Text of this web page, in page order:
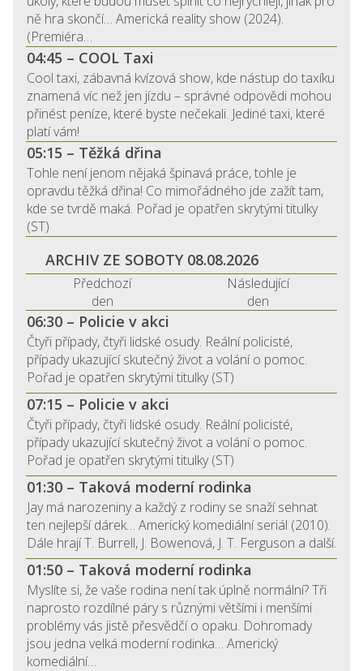
ně hra skončí… Americká reality show (2024).
(Premiéra…
04:45 – COOL Taxi
Cool taxi, zábavná kvízová show, kde nástup do taxíku
znamená víc než jen jízdu – správné odpovědi mohou
přinést peníze, které byste nečekali. Jediné taxi, které
platí vám!
05:15 – Těžká dřina
Tohle není jenom nějaká špinavá práce, tohle je
opravdu těžká dřina! Co mimořádného jde zažít tam,
kde se tvrdě maká. Pořad je opatřen skrytými titulky
(ST)
ARCHIV ZE SOBOTY 08.08.2026
Předchozí
den
Následující
den
06:30 – Policie v akci
Čtyři případy, čtyři lidské osudy. Reální policisté,
případy ukazující skutečný život a volání o pomoc.
Pořad je opatřen skrytými titulky (ST)
07:15 – Policie v akci
Čtyři případy, čtyři lidské osudy. Reální policisté,
případy ukazující skutečný život a volání o pomoc.
Pořad je opatřen skrytými titulky (ST)
01:30 – Taková moderní rodinka
Jay má narozeniny a každý z rodiny se snaží sehnat
ten nejlepší dárek… Americký komediální seriál (2010).
Dále hrají T. Burrell, J. Bowenová, J. T. Ferguson a další.
01:50 – Taková moderní rodinka
Myslíte si, že vaše rodina není tak úplně normální? Tři
naprosto rozdílné páry s různými většími i menšími
problémy vás jistě přesvědčí o opaku. Dohromady
jsou jedna velká moderní rodinka… Americký
komediální…